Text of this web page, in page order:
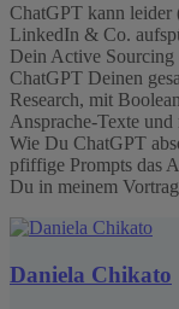
ChatGPT kann leider
LinkedIn & Co.
Dein Active Sourcing
ChatGPT Deinen
Research, mit
Ansprache-Texte
Wie Du ChatGPT
pfiffige Prompts das
Du in meinem
Daniela Chikato